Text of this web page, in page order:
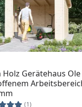
Holz Gerätehaus Ole
(1)